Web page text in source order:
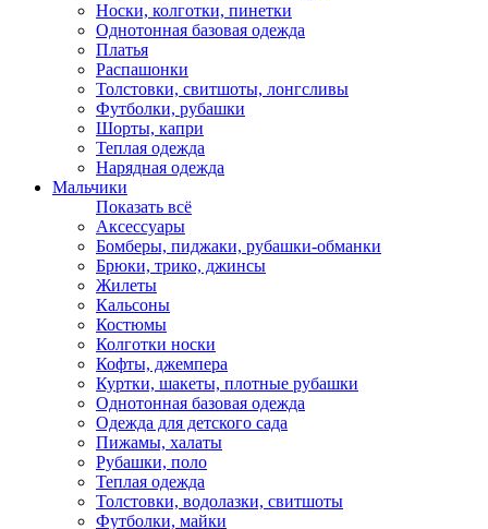
Носки, колготки, пинетки
Однотонная базовая одежда
Платья
Распашонки
Толстовки, свитшоты, лонгсливы
Футболки, рубашки
Шорты, капри
Теплая одежда
Нарядная одежда
Мальчики
Показать всё
Аксессуары
Бомберы, пиджаки, рубашки-обманки
Брюки, трико, джинсы
Жилеты
Кальсоны
Костюмы
Колготки носки
Кофты, джемпера
Куртки, шакеты, плотные рубашки
Однотонная базовая одежда
Одежда для детского сада
Пижамы, халаты
Рубашки, поло
Теплая одежда
Толстовки, водолазки, свитшоты
Футболки, майки